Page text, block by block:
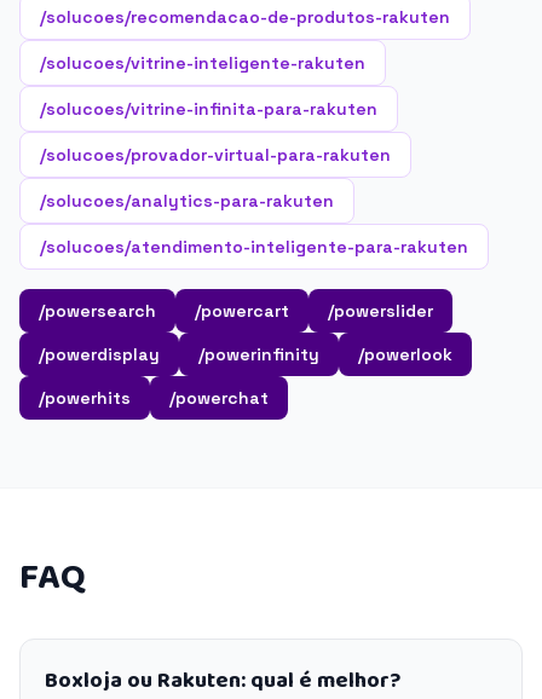
/solucoes/recomendacao-de-produtos-rakuten
/solucoes/vitrine-inteligente-rakuten
/solucoes/vitrine-infinita-para-rakuten
/solucoes/provador-virtual-para-rakuten
/solucoes/analytics-para-rakuten
/solucoes/atendimento-inteligente-para-rakuten
/powersearch /powercart
/powerslider
/powerdisplay
/powerinfinity
/powerlook
/powerhits
/powerchat
FAQ
Boxloja ou Rakuten: qual é melhor?